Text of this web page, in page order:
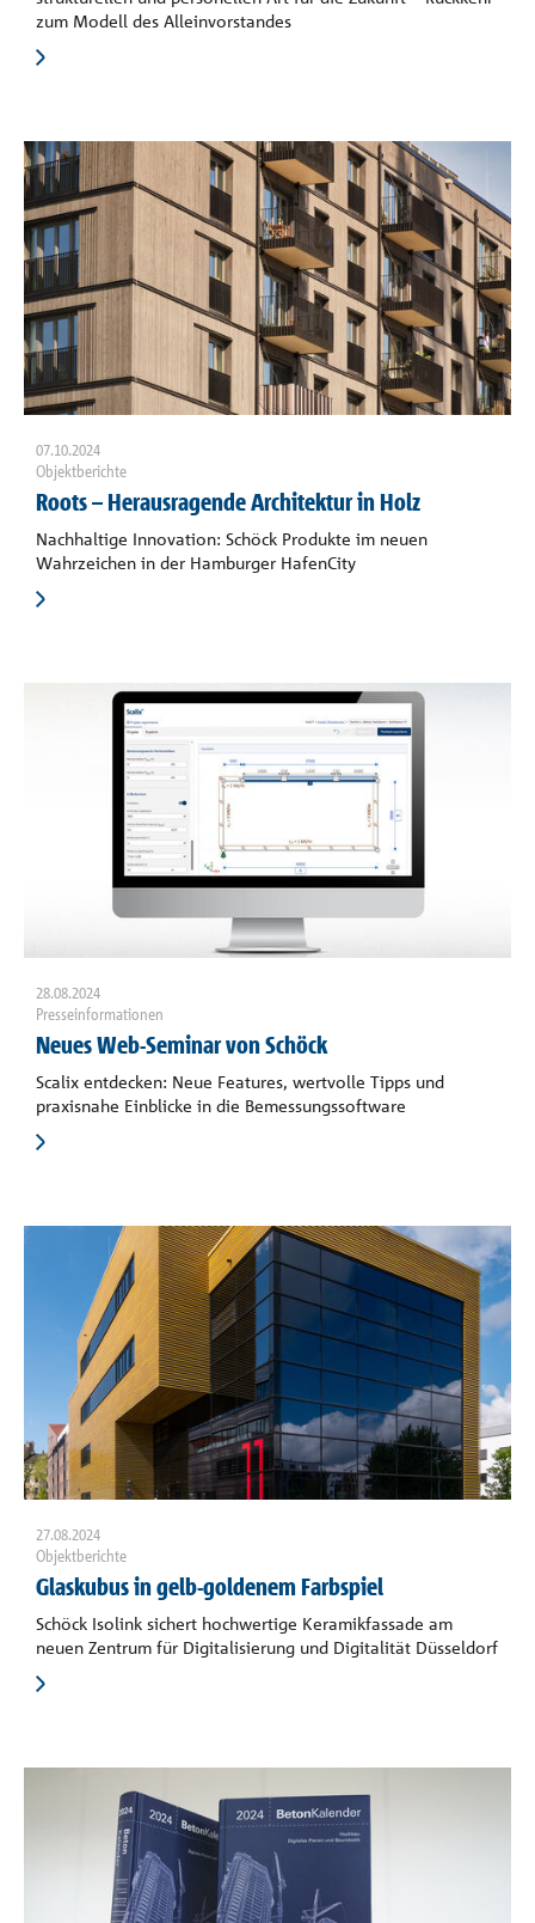
zum Modell des Alleinvorstandes
07.10.2024
Objektberichte
Roots – Herausragende Architektur in Holz
Nachhaltige Innovation: Schöck Produkte im neuen
Wahrzeichen in der Hamburger HafenCity
28.08.2024
Presseinformationen
Neues Web-Seminar von Schöck
Scalix entdecken: Neue Features, wertvolle Tipps und
praxisnahe Einblicke in die Bemessungssoftware
27.08.2024
Objektberichte
Glaskubus in gelb-goldenem Farbspiel
Schöck Isolink sichert hochwertige Keramikfassade am
neuen Zentrum für Digitalisierung und Digitalität Düsseldorf